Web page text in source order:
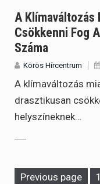
A Klímaváltozás
Csökkenni Fog
Száma
Körös Hírcentrum
A klímaváltozás
drasztikusan
helyszíneknek…
Previous page 1